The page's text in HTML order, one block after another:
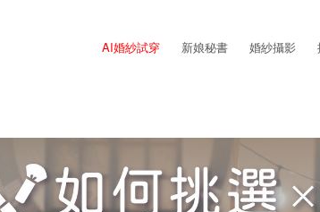
AI婚紗試穿 新娘秘書 婚紗攝影